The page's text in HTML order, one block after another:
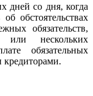
дней со дня, когда
обстоятельствах
обязательств,
или нескольких
обязательных
кредиторами.